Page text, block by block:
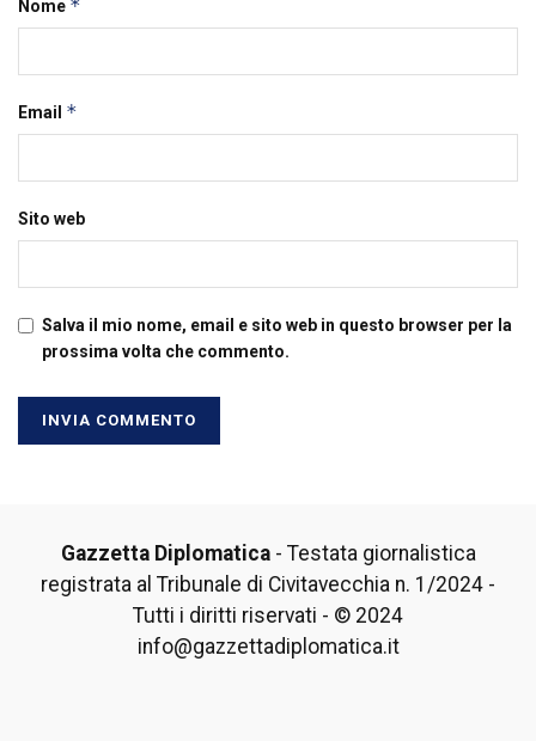
Nome *
Email *
Sito web
Salva il mio nome, email e sito web in questo browser per la
prossima volta che commento.
Gazzetta Diplomatica- Testata giornalistica
registrata al Tribunale di Civitavecchia n. 1/2024 -
Tutti i diritti riservati - © 2024
info@gazzettadiplomatica.it